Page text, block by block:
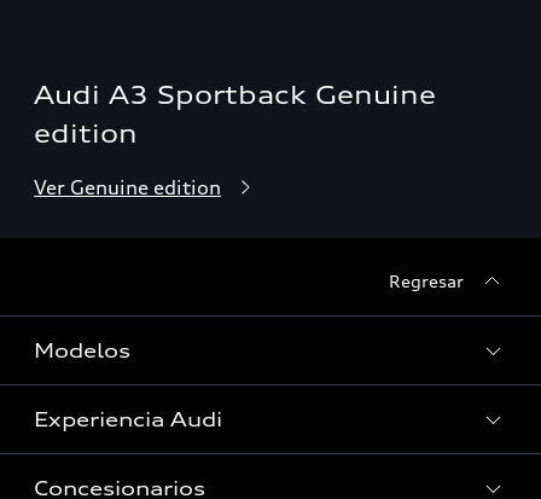
Audi A3 Sportback Genuine
edition
Ver Genuine edition
Regresar
Modelos
Ver Modelos
Experiencia Audi
Concesionarios